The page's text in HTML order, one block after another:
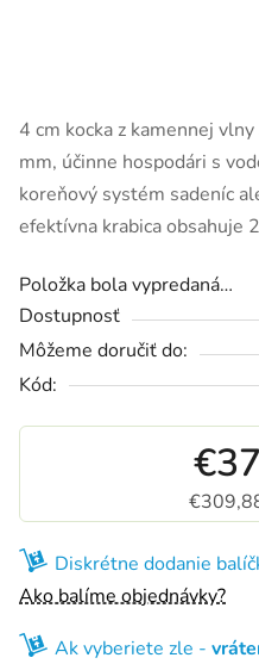
4 cm kocka z kamennej
mm, účinne hospodári s
koreňový systém sadeníc
efektívna krabica obsahuje
Položka bola vypredaná…
Dostupnosť
Môžeme doručiť do:
Kód:
Diskrétne dodanie
Ako balíme objednávky?
Ak vyberiete zle -